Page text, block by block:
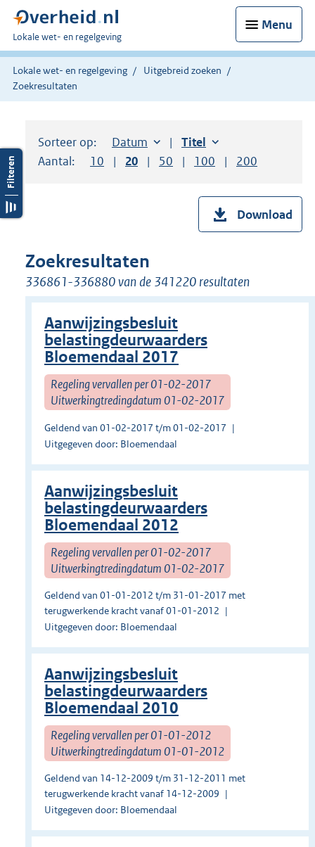
Menu
U
bent
hier:
Lokale wet- en regelgeving
Lokale wet- en regelgeving
Uitgebreid zoeken
Zoekresultaten
Sorteer op: Sorteer op:
Datum aflopendSorteer op:
Titel oplopend
Aantal:
Toon
10 resultaten per pagina
Toon
20 resultaten per pagina
Toon
50 resultaten per pagina
Toon
100 resultaten per
Toon
200
Download
Zoekresultaten
336861-336880 van de 341220 resultaten
Aanwijzingsbesluit
belastingdeurwaarders
Bloemendaal 2017
Regeling vervallen per 01-02-2017
Uitwerkingtredingdatum 01-02-2017
Geldend van 01-02-2017 t/m 01-02-2017
Uitgegeven door: Bloemendaal
Aanwijzingsbesluit
belastingdeurwaarders
Bloemendaal 2012
Regeling vervallen per 01-02-2017
Uitwerkingtredingdatum 01-02-2017
Geldend van 01-01-2012 t/m 31-01-2017 met
terugwerkende kracht vanaf 01-01-2012
Uitgegeven door: Bloemendaal
Aanwijzingsbesluit
belastingdeurwaarders
Bloemendaal 2010
Regeling vervallen per 01-01-2012
Uitwerkingtredingdatum 01-01-2012
Geldend van 14-12-2009 t/m 31-12-2011 met
terugwerkende kracht vanaf 14-12-2009
Uitgegeven door: Bloemendaal